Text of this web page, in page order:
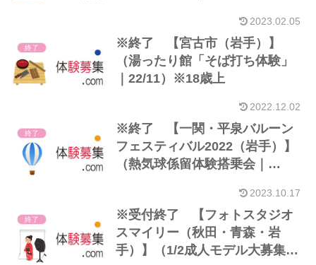
2023.02.05
終了
※終了 【宮古市（岩手）】
（湯ったり館「そば打ち体験」
｜22/11）※18歳上
2022.12.02
終了
※終了 【一関・平泉バルーン
フェスティバル2022（岩手）】
（熱気球係留体験搭乗会｜
2023.10.17
終了
※受付終了 【フォトスタジオ
スマイリー（秋田・青森・岩
手）】（1/2成人モデル大募集｜